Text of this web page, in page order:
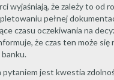
wyjaśniają, że zależy to od
pełnej
czasu oczekiwania na
że czas ten może się
pytaniem jest kwestia